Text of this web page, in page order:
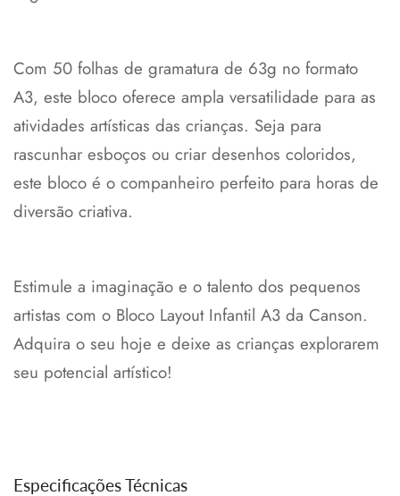
Com 50 folhas de gramatura de 63g no formato
A3, este bloco oferece ampla versatilidade para as
atividades artísticas das crianças. Seja para
rascunhar esboços ou criar desenhos coloridos,
este bloco é o companheiro perfeito para horas de
diversão criativa.
Estimule a imaginação e o talento dos pequenos
artistas com o Bloco Layout Infantil A3 da Canson.
Adquira o seu hoje e deixe as crianças explorarem
seu potencial artístico!
Especificações Técnicas
Confirm your age
No, I'm not Yes, I am